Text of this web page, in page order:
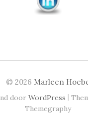
© 2026 Marleen
door WordPress |
Themegraphy